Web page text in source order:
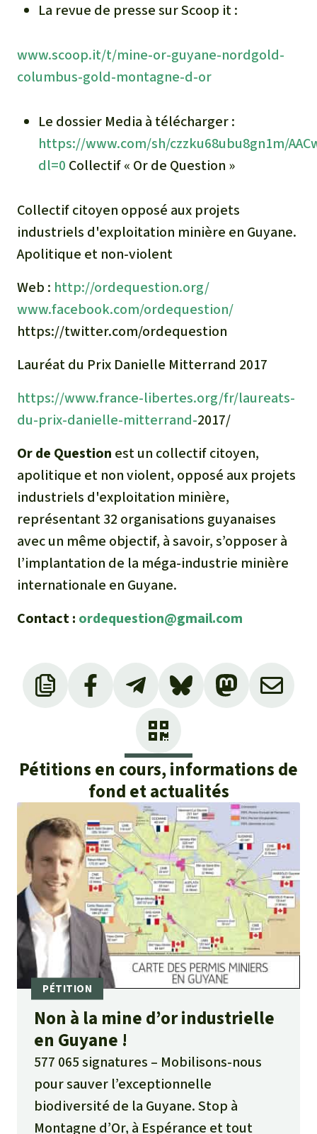
La revue de presse sur Scoop it :
www.scoop.it/t/mine-or-guyane-nordgold-
columbus-gold-montagne-d-or
Le dossier Media à télécharger :
https://www.com/sh/czzku68ubu8gn1m/
dl=0 Collectif « Or de Question »
Collectif citoyen opposé aux projets
industriels d'exploitation minière en Guyane.
Apolitique et non-violent
Web : http://ordequestion.org/
www.facebook.com/ordequestion/
https://twitter.com/ordequestion
Lauréat du Prix Danielle Mitterrand 2017
https://www.france-libertes.org/fr/laureats-
du-prix-danielle-mitterrand-2017/
Or de Question est un collectif citoyen,
apolitique et non violent, opposé aux projets
industriels d'exploitation minière,
représentant 32 organisations guyanaises
avec un même objectif, à savoir, s’opposer à
l’implantation de la méga-industrie minière
internationale en Guyane.
Contact : ordequestion@gmail.com
Pétitions en cours, informations de
fond et actualités
Non à la mine d’or industrielle
en Guyane !
577 065 signatures
Mobilisons-nous
pour sauver l’exceptionnelle
biodiversité de la Guyane. Stop à
Montagne d’Or, à Espérance et tout